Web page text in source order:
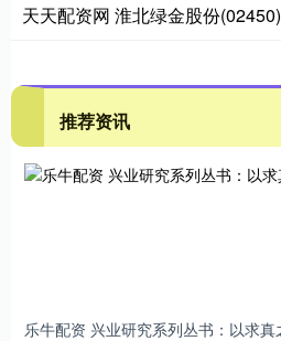
天天配资网 淮北绿金股份
推荐资讯
乐牛配资 兴业研究系列丛书：以求